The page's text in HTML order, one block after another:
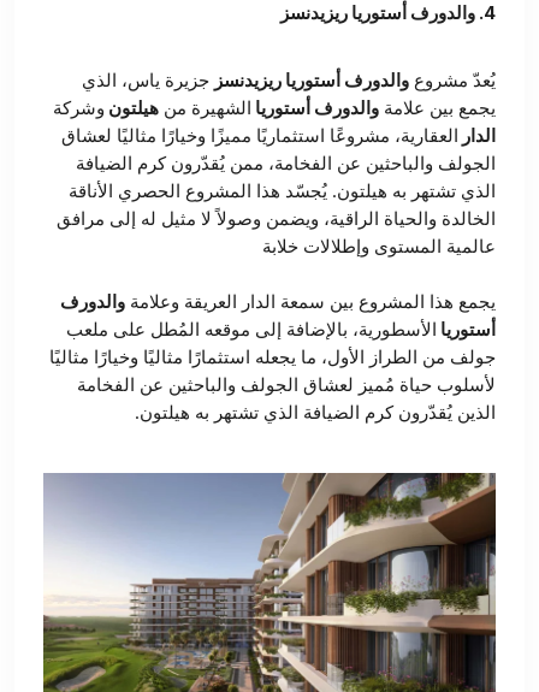
4. والدورف أستوريا ريزيدنسز
يُعدّ مشروع والدورف أستوريا ريزيدنسز جزيرة ياس، الذي
يجمع بين علامة والدورف أستوريا الشهيرة من هيلتون وشركة
الدار العقارية، مشروعًا استثماريًا مميزًا وخيارًا مثاليًا لعشاق
الجولف والباحثين عن الفخامة، ممن يُقدّرون كرم الضيافة
الذي تشتهر به هيلتون. يُجسّد هذا المشروع الحصري الأناقة
الخالدة والحياة الراقية، ويضمن وصولاً لا مثيل له إلى مرافق
عالمية المستوى وإطلالات خلابة
يجمع هذا المشروع بين سمعة الدار العريقة وعلامة والدورف
أستوريا الأسطورية، بالإضافة إلى موقعه المُطل على ملعب
جولف من الطراز الأول، ما يجعله استثمارًا مثاليًا وخيارًا مثاليًا
لأسلوب حياة مُميز لعشاق الجولف والباحثين عن الفخامة
الذين يُقدّرون كرم الضيافة الذي تشتهر به هيلتون.